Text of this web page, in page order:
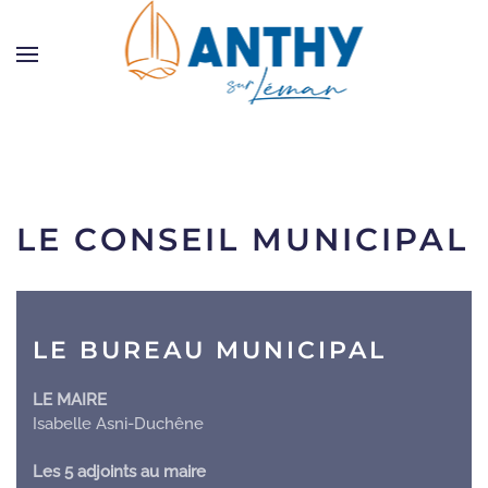
Skip to main content
LE CONSEIL MUNICIPAL
LE BUREAU MUNICIPAL
LE MAIRE
Isabelle Asni-Duchêne
Les 5 adjoints au maire